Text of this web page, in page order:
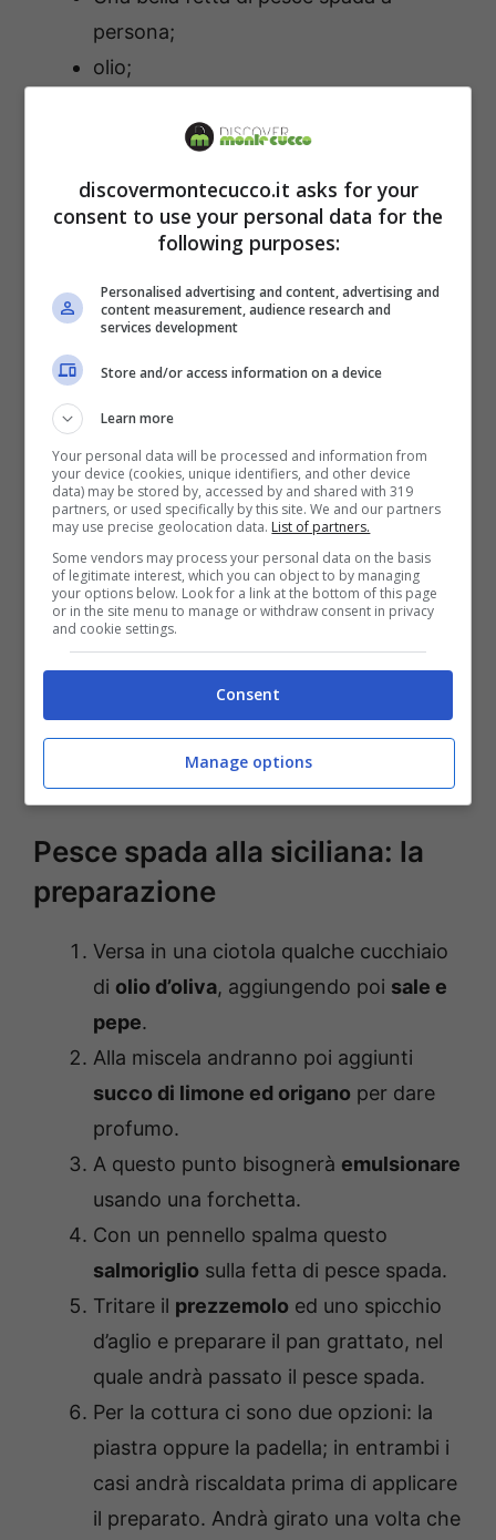
persona;
olio;
buccia grattugiata di un limone;
origano;
un ciuffo di prezzemolo;
aglio tritato.
Andiamo a vedere, invece, in quanti e quali
passaggi si articola la preparazione.
Pesce spada alla siciliana: ecco tutti gli ingredienti
(Discovermontecucco.it) – screen da Youtube
Pesce spada alla siciliana: la
preparazione
Versa in una ciotola qualche cucchiaio
di olio d’oliva, aggiungendo poi sale e
pepe.
Alla miscela andranno poi aggiunti
succo di limone ed origano per dare
profumo.
A questo punto bisognerà emulsionare
usando una forchetta.
Con un pennello spalma questo
salmoriglio sulla fetta di pesce spada.
Tritare il prezzemolo ed uno spicchio
d’aglio e preparare il pan grattato, nel
quale andrà passato il pesce spada.
Per la cottura ci sono due opzioni: la
piastra oppure la padella; in entrambi i
casi andrà riscaldata prima di applicare
il preparato. Andrà girato una volta che
discovermontecucco.it asks for your
consent to use your personal data for the
following purposes:
Personalised advertising and content, advertising and
content measurement, audience research and
services development
Store and/or access information on a device
Learn more
Your personal data will be processed and information from
your device (cookies, unique identifiers, and other device
data) may be stored by, accessed by and shared with 319
partners, or used specifically by this site. We and our partners
may use precise geolocation data. List of partners.
Some vendors may process your personal data on the basis
of legitimate interest, which you can object to by managing
your options below. Look for a link at the bottom of this page
or in the site menu to manage or withdraw consent in privacy
and cookie settings.
Consent
Manage options